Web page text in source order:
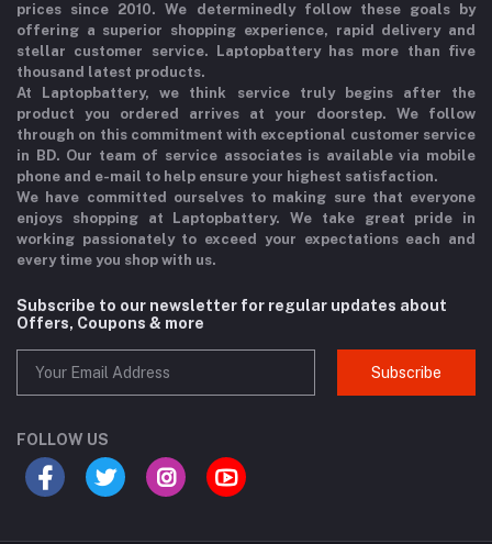
prices since 2010. We determinedly follow these goals by
offering a superior shopping experience, rapid delivery and
stellar customer service. Laptopbattery has more than five
thousand latest products.
At Laptopbattery, we think service truly begins after the
product you ordered arrives at your doorstep. We follow
through on this commitment with exceptional customer service
in BD. Our team of service associates is available via mobile
phone and e-mail to help ensure your highest satisfaction.
We have committed ourselves to making sure that everyone
enjoys shopping at Laptopbattery. We take great pride in
working passionately to exceed your expectations each and
every time you shop with us.
Subscribe to our newsletter for regular updates about
Offers, Coupons & more
Subscribe
FOLLOW US